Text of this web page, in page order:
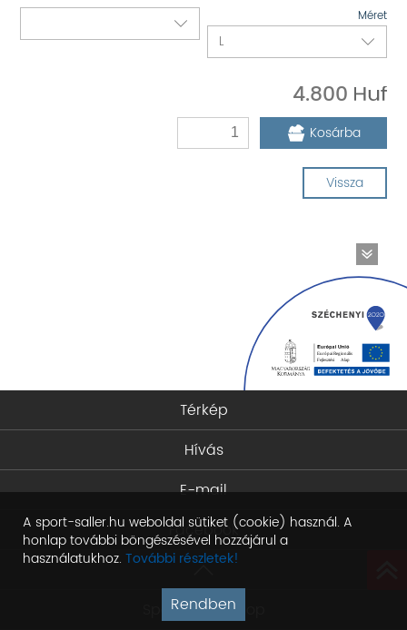
Méret
4.800
Kosárba
Vissza
A sport-saller.hu weboldal sütiket (cookie) használ. A
honlap további böngészésével hozzájárul a
használatukhoz. További részletek!
Rendben
Térkép
Hívás
E-mail
Facebook
Sport Saller Shop